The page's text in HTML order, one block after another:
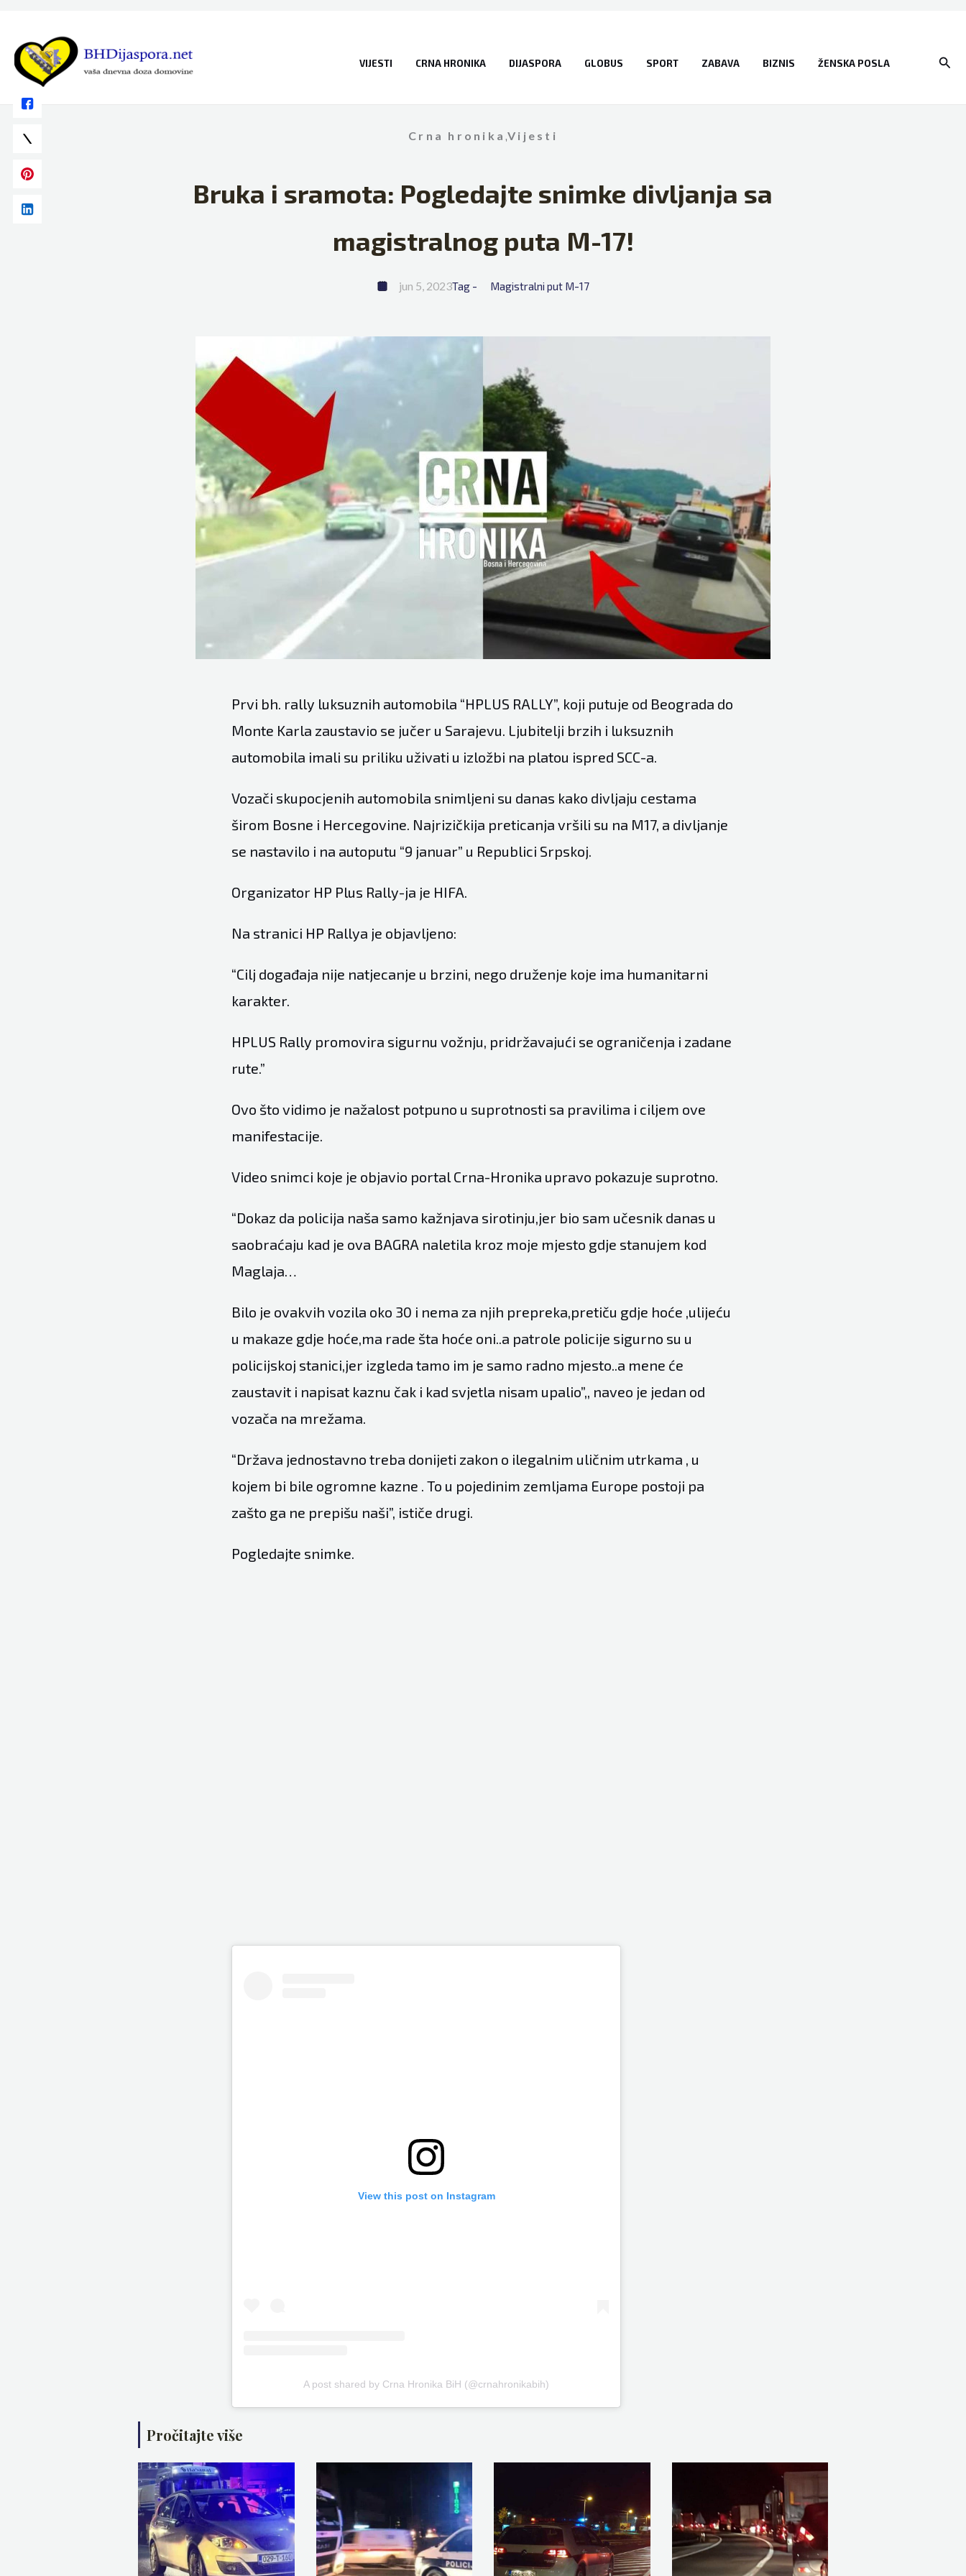
content
VIJESTI CRNA HRONIKA DIJASPORA GLOBUS SPORT ZABAVA BIZNIS ŽENSKA POSLA
Crna hronika,Vijesti
Bruka i sramota: Pogledajte snimke divljanja sa
magistralnog puta M-17!
jun 5, 2023Tag - Magistralni put M-17
Prvi bh. rally luksuznih automobila “HPLUS RALLY”, koji putuje od Beograda do
Monte Karla zaustavio se jučer u Sarajevu. Ljubitelji brzih i luksuznih
automobila imali su priliku uživati u izložbi na platou ispred SCC-a.
Vozači skupocjenih automobila snimljeni su danas kako divljaju cestama
širom Bosne i Hercegovine. Najrizičkija preticanja vršili su na M17, a divljanje
se nastavilo i na autoputu “9 januar” u Republici Srpskoj.
Organizator HP Plus Rally-ja je HIFA.
Na stranici HP Rallya je objavljeno:
“Cilj događaja nije natjecanje u brzini, nego druženje koje ima humanitarni
karakter.
HPLUS Rally promovira sigurnu vožnju, pridržavajući se ograničenja i zadane
rute.”
Ovo što vidimo je nažalost potpuno u suprotnosti sa pravilima i ciljem ove
manifestacije.
Video snimci koje je objavio portal Crna-Hronika upravo pokazuje suprotno.
“Dokaz da policija naša samo kažnjava sirotinju,jer bio sam učesnik danas u
saobraćaju kad je ova BAGRA naletila kroz moje mjesto gdje stanujem kod
Maglaja…
Bilo je ovakvih vozila oko 30 i nema za njih prepreka,pretiču gdje hoće ,ulijeću
u makaze gdje hoće,ma rade šta hoće oni..a patrole policije sigurno su u
policijskoj stanici,jer izgleda tamo im je samo radno mjesto..a mene će
zaustavit i napisat kaznu čak i kad svjetla nisam upalio”,, naveo je jedan od
vozača na mrežama.
“Država jednostavno treba donijeti zakon o ilegalnim uličnim utrkama , u
kojem bi bile ogromne kazne . To u pojedinim zemljama Europe postoji pa
zašto ga ne prepišu naši”, ističe drugi.
Pogledajte snimke.
View this post on Instagram
A post shared by Crna Hronika BiH (@crnahronikabih)
Pročitajte više